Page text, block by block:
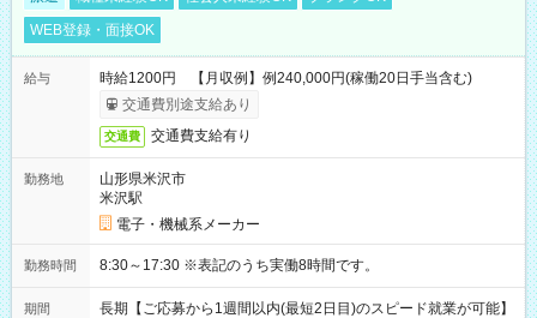
WEB登録・面接OK
給与
時給1200円 【月収例】例240,000円(稼働20日手当含む)
交通費別途支給あり
交通費 交通費支給有り
勤務地
山形県米沢市
米沢駅
電子・機械系メーカー
勤務時間 8:30～17:30 ※表記のうち実働8時間です。
期間
長期【ご応募から1週間以内(最短2日目)のスピード就業が可能】